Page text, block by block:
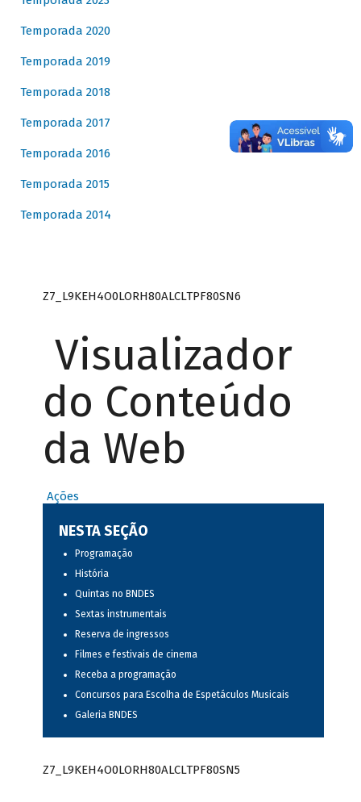
Temporada 2020
Temporada 2019
Temporada 2018
Temporada 2017
Temporada 2016
Temporada 2015
Temporada 2014
Z7_L9KEH4O0LORH80ALCLTPF80SN6
Visualizador
do Conteúdo
da Web
Ações
NESTA SEÇÃO
Programação
História
Quintas no BNDES
Sextas instrumentais
Reserva de ingressos
Filmes e festivais de cinema
Receba a programação
Concursos para Escolha de Espetáculos Musicais
Galeria BNDES
Z7_L9KEH4O0LORH80ALCLTPF80SN5